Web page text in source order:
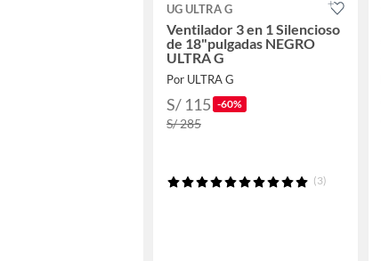
UG ULTRA G
Ventilador 3 en 1 Silencioso
de 18"pulgadas NEGRO
ULTRA G
Por ULTRA G
S/ 115 -60%
S/ 285
(3)